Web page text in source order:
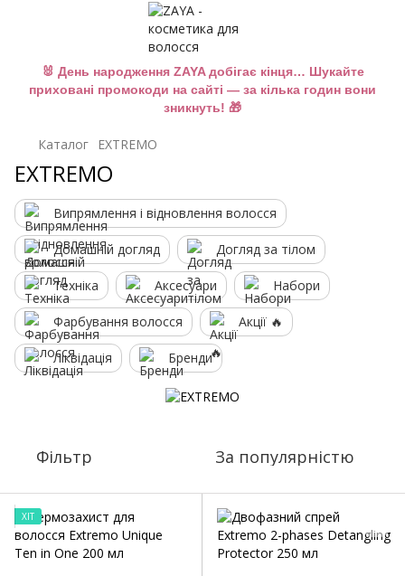
🐰 День народження ZAYA добігає кінця… Шукайте
приховані промокоди на сайті — за кілька годин вони
зникнуть! 🎁
Каталог EXTREMO
EXTREMO
Випрямлення і відновлення волосся
Домашній догляд Догляд за тілом
Техніка Аксесуари Набори
Фарбування волосся Акції 🔥
Ліквідація Бренди
Фільтр За популярністю
ХІТ